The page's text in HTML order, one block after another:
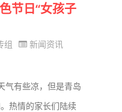
节日“女孩子
组 新闻资讯
有些凉，但是青岛
热情的家长们陆续